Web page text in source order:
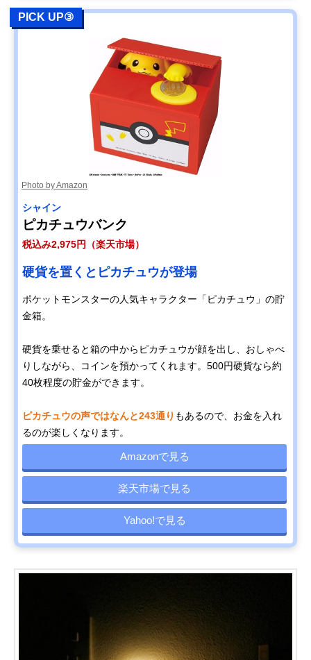
PICK UP③
Photo by Amazon
シャイン
ピカチュウバンク
税込み2,975円（楽天市場）
硬貨を置くとピカチュウが登場
ポケットモンスターの人気キャラクター「ピカチュウ」の貯
金箱。
硬貨を乗せると箱の中からピカチュウが顔を出し、おしゃべ
りしながら、コインを預かってくれます。500円硬貨なら約
40枚程度の貯金ができます。
ピカチュウの声ではなんと243通り もあるので、お金を入れ
るのが楽しくなります。
Amazonで見る
楽天市場で見る
Yahoo!で見る